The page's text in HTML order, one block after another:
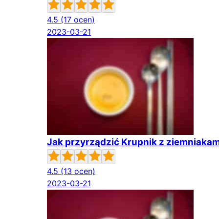
4.5 (17 ocen)
2023-03-21
Jak przyrządzić Krupnik z
4.5 (13 ocen)
2023-03-21